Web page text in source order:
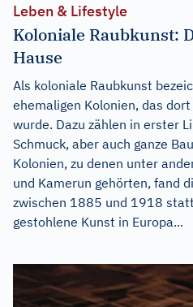
Leben & Lifestyle
Koloniale Raubkunst:
Hause
Als koloniale Raubkunst
ehemaligen Kolonien, das
wurde. Dazu zählen in erster
Schmuck, aber auch ganze
Kolonien, zu denen unter
und Kamerun gehörten, fand
zwischen 1885 und 1918
gestohlene Kunst in Europa...